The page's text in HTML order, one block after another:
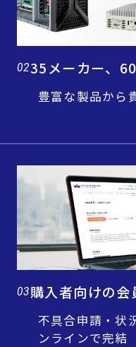
0235メーカー、
豊富な製品から
03購入者向けの
不具合申請・状
ンラインで完結